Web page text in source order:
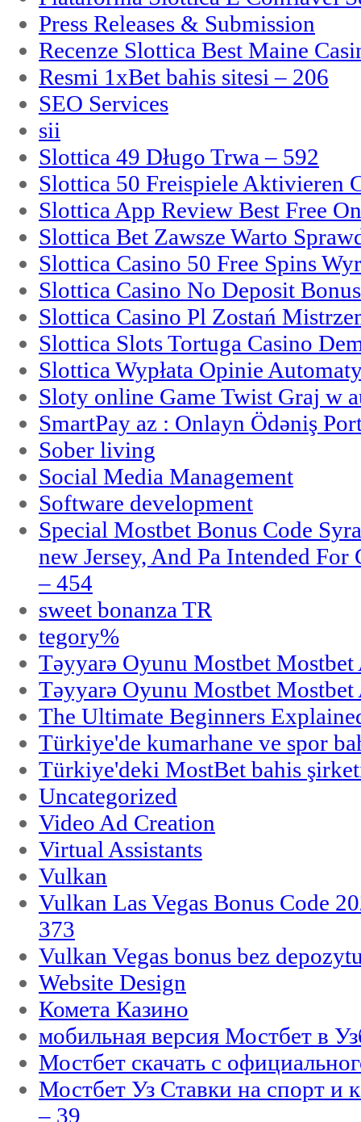
Press Releases & Submission
Recenze Slottica Best Maine
Resmi 1xBet bahis sitesi – 206
SEO Services
sii
Slottica 49 Długo Trwa – 592
Slottica 50 Freispiele Aktivieren
Slottica App Review Best Free
Slottica Bet Zawsze Warto
Slottica Casino 50 Free Spins
Slottica Casino No Deposit
Slottica Casino Pl Zostań
Slottica Slots Tortuga Casino
Slottica Wypłata Opinie
Sloty online Game Twist Graj w
SmartPay az : Onlayn Ödəniş
Sober living
Social Media Management
Software development
Special Mostbet Bonus Code
new Jersey, And Pa Intended
– 454
sweet bonanza TR
tegory%
Təyyarə Oyunu Mostbet
Təyyarə Oyunu Mostbet
The Ultimate Beginners
Türkiye'de kumarhane ve spor
Türkiye'deki MostBet bahis
Uncategorized
Video Ad Creation
Virtual Assistants
Vulkan
Vulkan Las Vegas Bonus Code
373
Vulkan Vegas bonus bez
Website Design
Комета Казино
мобильная версия Мостбет в
Мостбет скачать с
Мостбет Уз Ставки на спорт и
– 39